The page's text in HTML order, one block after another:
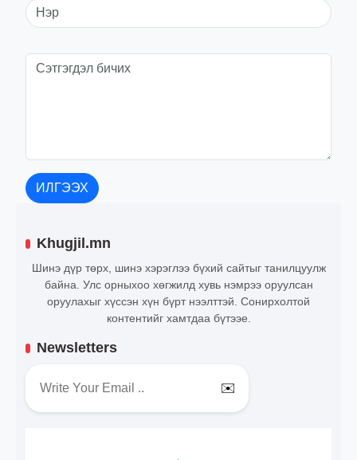
ИЛГЭЭХ
Khugjil.mn
Шинэ дүр төрх, шинэ хэрэглээ бүхий сайтыг танилцуулж
байна. Улс орныхоо хөгжилд хувь нэмрээ оруулсан
оруулахыг хүссэн хүн бүрт нээлттэй. Сонирхолтой
контентийг хамтдаа бүтээе.
Newsletters
✉️